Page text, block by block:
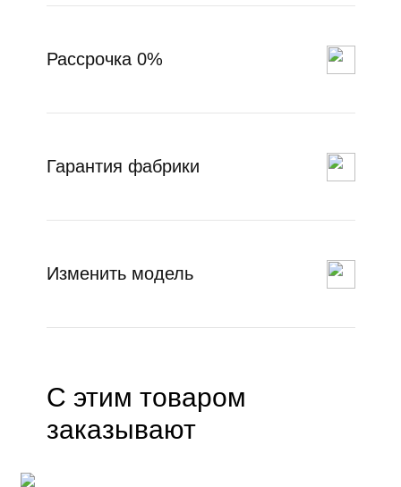
Рассрочка 0%
Гарантия фабрики
Изменить модель
С этим товаром
заказывают